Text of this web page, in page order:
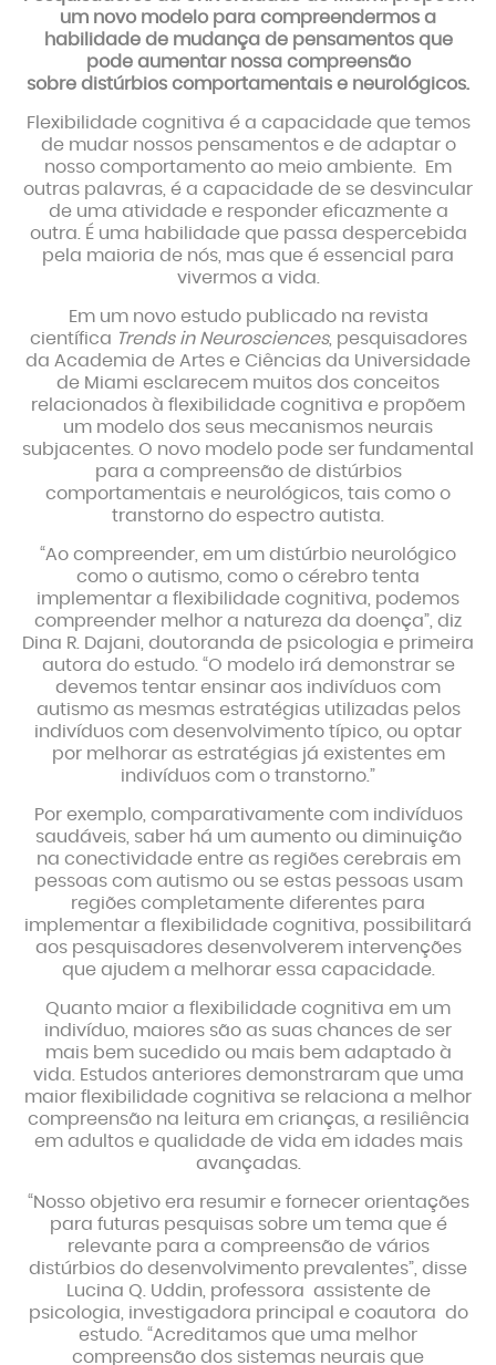
um novo modelo para compreendermos a
habilidade de mudança de pensamentos que
pode aumentar nossa compreensão
sobre distúrbios comportamentais e neurológicos.
Flexibilidade cognitiva é a capacidade que temos
de mudar nossos pensamentos e de adaptar o
nosso comportamento ao meio ambiente. Em
outras palavras, é a capacidade de se desvincular
de uma atividade e responder eficazmente a
outra. É uma habilidade que passa despercebida
pela maioria de nós, mas que é essencial para
vivermos a vida.
Em um novo estudo publicado na revista
científica Trends in Neurosciences, pesquisadores
da Academia de Artes e Ciências da Universidade
de Miami esclarecem muitos dos conceitos
relacionados à flexibilidade cognitiva e propõem
um modelo dos seus mecanismos neurais
subjacentes. O novo modelo pode ser fundamental
para a compreensão de distúrbios
comportamentais e neurológicos, tais como o
transtorno do espectro autista.
“Ao compreender, em um distúrbio neurológico
como o autismo, como o cérebro tenta
implementar a flexibilidade cognitiva, podemos
compreender melhor a natureza da doença”, diz
Dina R. Dajani, doutoranda de psicologia e primeira
autora do estudo. “O modelo irá demonstrar se
devemos tentar ensinar aos indivíduos com
autismo as mesmas estratégias utilizadas pelos
indivíduos com desenvolvimento típico, ou optar
por melhorar as estratégias já existentes em
indivíduos com o transtorno.”
Por exemplo, comparativamente com indivíduos
saudáveis, saber há um aumento ou diminuição
na conectividade entre as regiões cerebrais em
pessoas com autismo ou se estas pessoas usam
regiões completamente diferentes para
implementar a flexibilidade cognitiva, possibilitará
aos pesquisadores desenvolverem intervenções
que ajudem a melhorar essa capacidade.
Quanto maior a flexibilidade cognitiva em um
indivíduo, maiores são as suas chances de ser
mais bem sucedido ou mais bem adaptado à
vida. Estudos anteriores demonstraram que uma
maior flexibilidade cognitiva se relaciona a melhor
compreensão na leitura em crianças, a resiliência
em adultos e qualidade de vida em idades mais
avançadas.
“Nosso objetivo era resumir e fornecer orientações
para futuras pesquisas sobre um tema que é
relevante para a compreensão de vários
distúrbios do desenvolvimento prevalentes”, disse
Lucina Q. Uddin, professora assistente de
psicologia, investigadora principal e coautora do
estudo. “Acreditamos que uma melhor
compreensão dos sistemas neurais que